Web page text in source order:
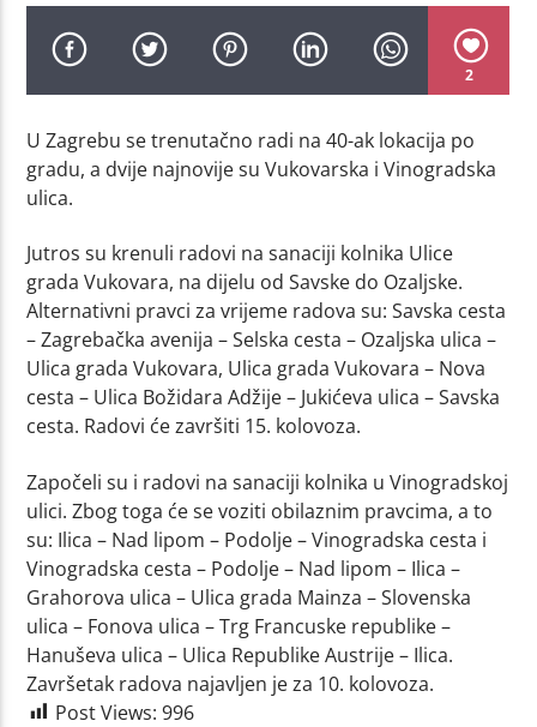
2
U Zagrebu se trenutačno radi na 40-ak lokacija po
gradu, a dvije najnovije su Vukovarska i Vinogradska
ulica.
Jutros su krenuli radovi na sanaciji kolnika Ulice
grada Vukovara, na dijelu od Savske do Ozaljske.
Alternativni pravci za vrijeme radova su: Savska cesta
– Zagrebačka avenija – Selska cesta – Ozaljska ulica –
Ulica grada Vukovara, Ulica grada Vukovara – Nova
cesta – Ulica Božidara Adžije – Jukićeva ulica – Savska
cesta. Radovi će završiti 15. kolovoza.
Započeli su i radovi na sanaciji kolnika u Vinogradskoj
ulici. Zbog toga će se voziti obilaznim pravcima, a to
su: Ilica – Nad lipom – Podolje – Vinogradska cesta i
Vinogradska cesta – Podolje – Nad lipom – Ilica –
Grahorova ulica – Ulica grada Mainza – Slovenska
ulica – Fonova ulica – Trg Francuske republike –
Hanuševa ulica – Ulica Republike Austrije – Ilica.
Završetak radova najavljen je za 10. kolovoza.
Post Views: 996